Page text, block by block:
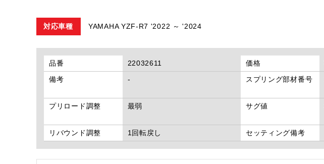
対応車種 YAMAHA YZF-R7 '2022 ～ '2024
品番 22032611 価格
備考
- スプリング部材番号
プリロード調整 最弱 サグ値
リバウンド調整 1回転戻し セッティング備考